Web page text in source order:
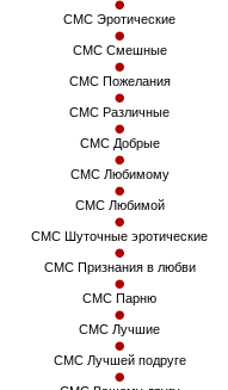
СМС Эротические
СМС Смешные
СМС Пожелания
СМС Различные
СМС Добрые
СМС Любимому
СМС Любимой
СМС Шуточные эротические
СМС Признания в любви
СМС Парню
СМС Лучшие
СМС Лучшей подруге